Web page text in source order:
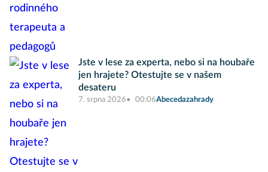
Jste v lese za experta, nebo si na houbaře
jen hrajete? Otestujte se v našem
desateru
7. srpna 2026 00:06Abecedazahrady